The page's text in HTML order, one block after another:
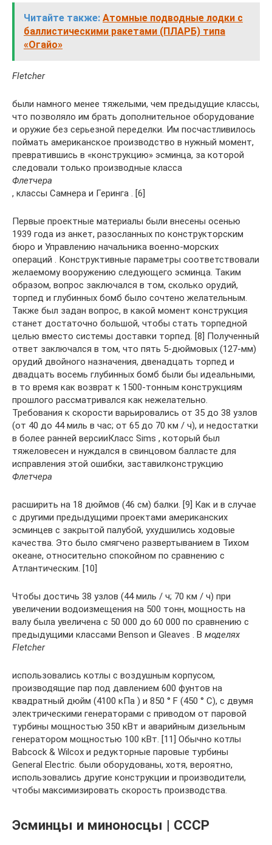
Читайте также: Атомные подводные лодки с
баллистическими ракетами (ПЛАРБ) типа
«Огайо»
Fletcher
были намного менее тяжелыми, чем предыдущие классы,
что позволяло им брать дополнительное оборудование
и оружие без серьезной переделки. Им посчастливилось
поймать американское производство в нужный момент,
превратившись в «конструкцию» эсминца, за которой
следовали только производные класса
Флетчера
, классы Самнера и Геринга . [6]
Первые проектные материалы были внесены осенью
1939 года из анкет, разосланных по конструкторским
бюро и Управлению начальника военно-морских
операций . Конструктивные параметры соответствовали
желаемому вооружению следующего эсминца. Таким
образом, вопрос заключался в том, сколько орудий,
торпед и глубинных бомб было сочтено желательным.
Также был задан вопрос, в какой момент конструкция
станет достаточно большой, чтобы стать торпедной
целью вместо системы доставки торпед. [8] Полученный
ответ заключался в том, что пять 5-дюймовых (127-мм)
орудий двойного назначения, двенадцать торпед и
двадцать восемь глубинных бомб были бы идеальными,
в то время как возврат к 1500-тонным конструкциям
прошлого рассматривался как нежелательно.
Требования к скорости варьировались от 35 до 38 узлов
(от 40 до 44 миль в час; от 65 до 70 км / ч), и недостатки
в более ранней версииКласс Sims , который был
тяжеловесен и нуждался в свинцовом балласте для
исправления этой ошибки, заставилконструкцию
Флетчера
расширить на 18 дюймов (46 см) балки. [9] Как и в случае
с другими предыдущими проектами американских
эсминцев с закрытой палубой, ухудшились ходовые
качества. Это было смягчено развертыванием в Тихом
океане, относительно спокойном по сравнению с
Атлантическим. [10]
Чтобы достичь 38 узлов (44 миль / ч; 70 км / ч) при
увеличении водоизмещения на 500 тонн, мощность на
валу была увеличена с 50 000 до 60 000 по сравнению с
предыдущими классами Benson и Gleaves . В моделях
Fletcher
использовались котлы с воздушным корпусом,
производящие пар под давлением 600 фунтов на
квадратный дюйм (4100 кПа ) и 850 ° F (450 ° C), с двумя
электрическими генераторами с приводом от паровой
турбины мощностью 350 кВт и аварийным дизельным
генератором мощностью 100 кВт. [11] Обычно котлы
Babcock & Wilcox и редукторные паровые турбины
General Electric. были оборудованы, хотя, вероятно,
использовались другие конструкции и производители,
чтобы максимизировать скорость производства.
Эсминцы и миноносцы | СССР